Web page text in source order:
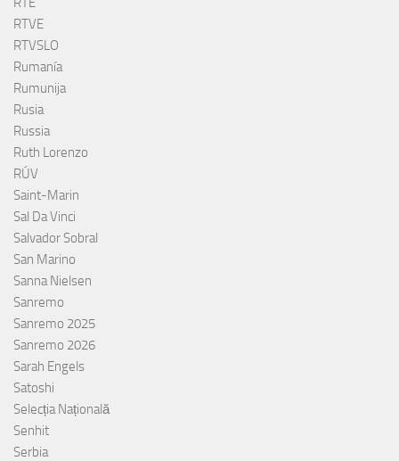
RTVE
RTVSLO
Rumanía
Rumunija
Rusia
Russia
Ruth Lorenzo
RÚV
Saint-Marin
Sal Da Vinci
Salvador Sobral
San Marino
Sanna Nielsen
Sanremo
Sanremo 2025
Sanremo 2026
Sarah Engels
Satoshi
Selecția Națională
Senhit
Serbia